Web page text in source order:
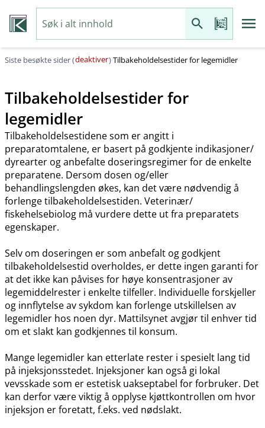
Siste besøkte sider (deaktiver)Tilbakeholdelsestider for legemidler
Tilbakeholdelsestider for
legemidler
Tilbakeholdelsestidene som er angitt i
preparatomtalene, er basert på godkjente indikasjoner​/​
dyrearter og anbefalte doseringsregimer for de enkelte
preparatene. Dersom dosen og​/​eller
behandlingslengden økes, kan det være nødvendig å
forlenge tilbakeholdelsestiden. Veterinær​/​
fiskehelsebiolog må vurdere dette ut fra preparatets
egenskaper.
Selv om doseringen er som anbefalt og godkjent
tilbakeholdelsestid overholdes, er dette ingen garanti for
at det ikke kan påvises for høye konsentrasjoner av
legemiddelrester i enkelte tilfeller. Individuelle forskjeller
og innflytelse av sykdom kan forlenge utskillelsen av
legemidler hos noen dyr. Mattilsynet avgjør til enhver tid
om et slakt kan godkjennes til konsum.
Mange legemidler kan etterlate rester i spesielt lang tid
på injeksjonsstedet. Injeksjoner kan også gi lokal
vevsskade som er estetisk uakseptabel for forbruker. Det
kan derfor være viktig å opplyse kjøttkontrollen om hvor
injeksjon er foretatt, f.eks. ved nødslakt.